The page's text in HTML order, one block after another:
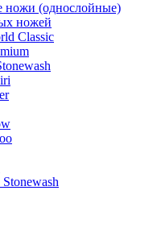
ножи (однослойные)
ножей
Classic